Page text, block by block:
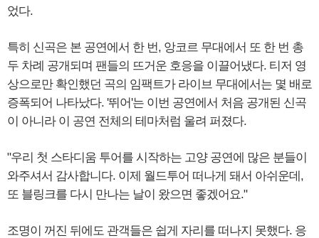
었다.
특히 신곡은 본 공연에서 한 번, 앙코르 무대에서 또 한 번 총
두 차례 공개되며 팬들의 뜨거운 호응을 이끌어냈다. 티저 영
상으로만 확인했던 곡의 임팩트가 라이브 무대에서는 몇 배로
증폭되어 나타났다. '뛰어'는 이번 공연에서 처음 공개된 신곡
이 아니라 이 공연 전체의 테마처럼 울려 퍼졌다.
"우리 첫 스타디움 투어를 시작하는 고양 공연에 많은 분들이
와주셔서 감사합니다. 이제 월드투어 떠나게 돼서 아쉬운데,
또 블링크를 다시 만나는 날이 왔으면 좋겠어요."
조명이 꺼진 뒤에도 관객들은 쉽게 자리를 떠나지 못했다. 응